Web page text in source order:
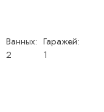
Ванных:
2
Гаражей:
1